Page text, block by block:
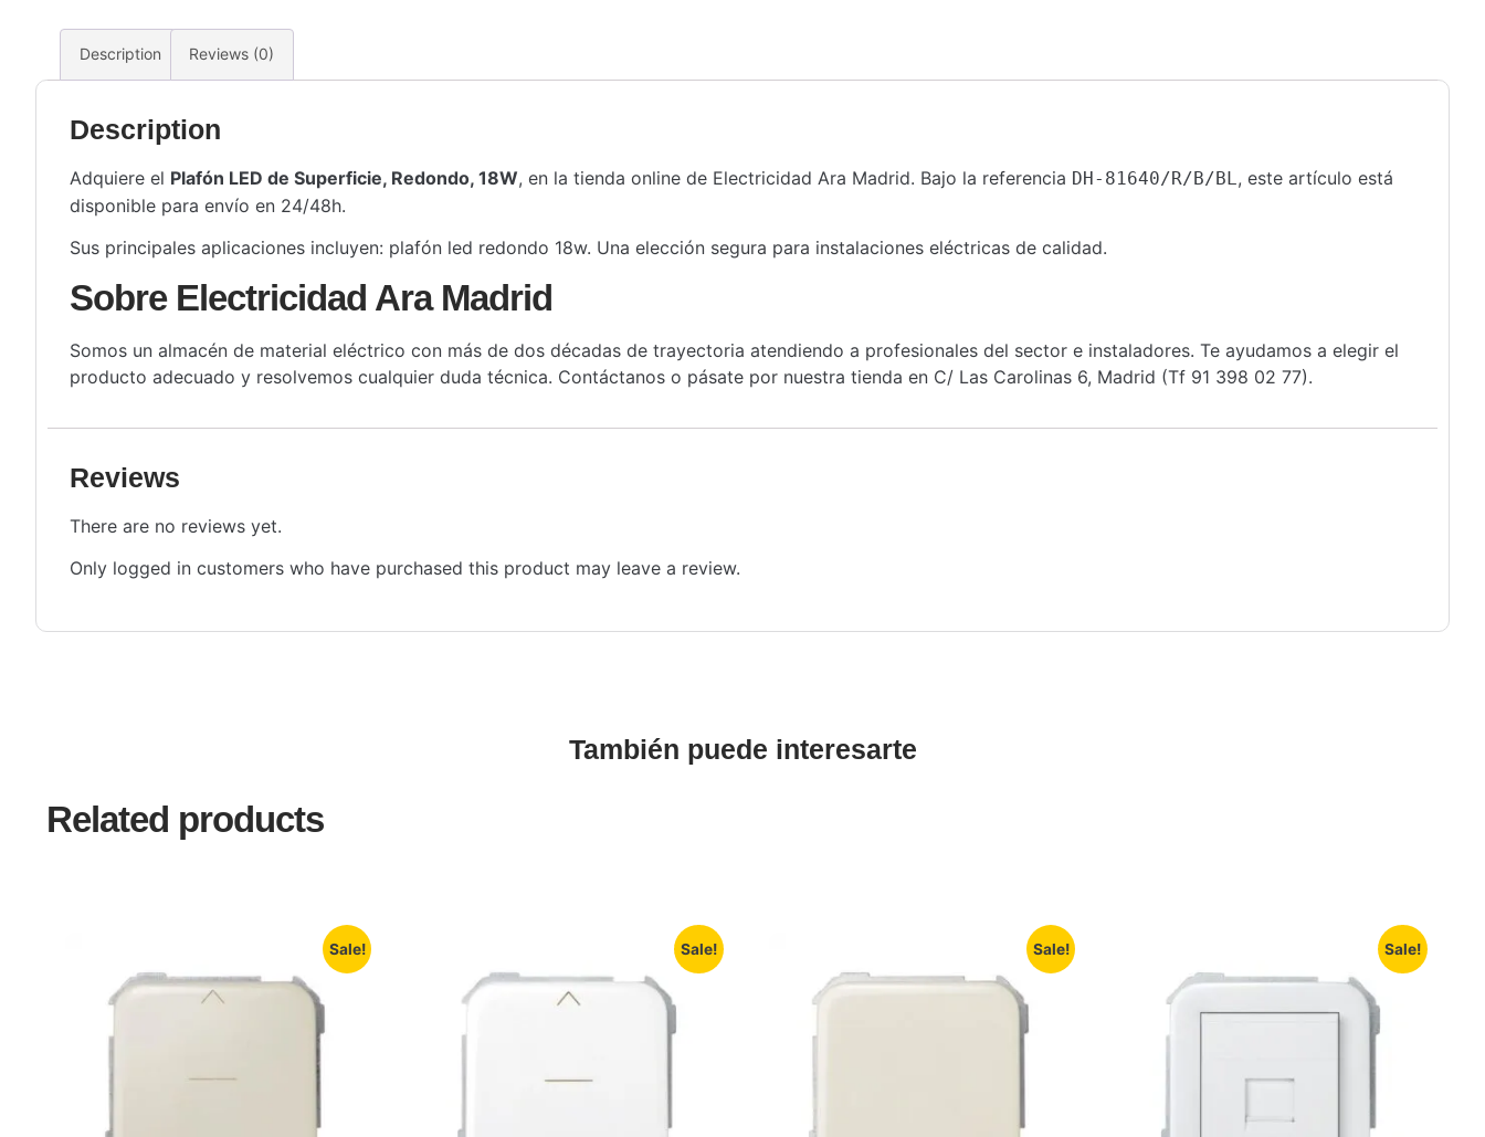
Description Reviews (0)
Description
Adquiere el Plafón LED de Superficie, Redondo, 18W, en la tienda online de Electricidad Ara Madrid. Bajo la referencia DH-81640/R/B/BL , este artículo está
disponible para envío en 24/48h.
Sus principales aplicaciones incluyen: plafón led redondo 18w. Una elección segura para instalaciones eléctricas de calidad.
Sobre Electricidad Ara Madrid
Somos un almacén de material eléctrico con más de dos décadas de trayectoria atendiendo a profesionales del sector e instaladores. Te ayudamos a elegir el
producto adecuado y resolvemos cualquier duda técnica. Contáctanos o pásate por nuestra tienda en C/ Las Carolinas 6, Madrid (Tf 91 398 02 77).
Reviews
There are no reviews yet.
Only logged in customers who have purchased this product may leave a review.
También puede interesarte
Related products
Sale! Sale! Sale! Sale!